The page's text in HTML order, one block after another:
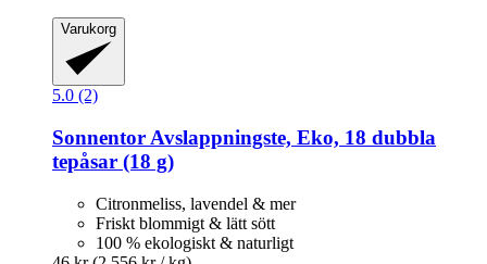
Varukorg
5.0 (2)
Sonnentor Avslappningste, Eko, 18 dubbla
tepåsar (18 g)
Citronmeliss, lavendel & mer
Friskt blommigt & lätt sött
100 % ekologiskt & naturligt